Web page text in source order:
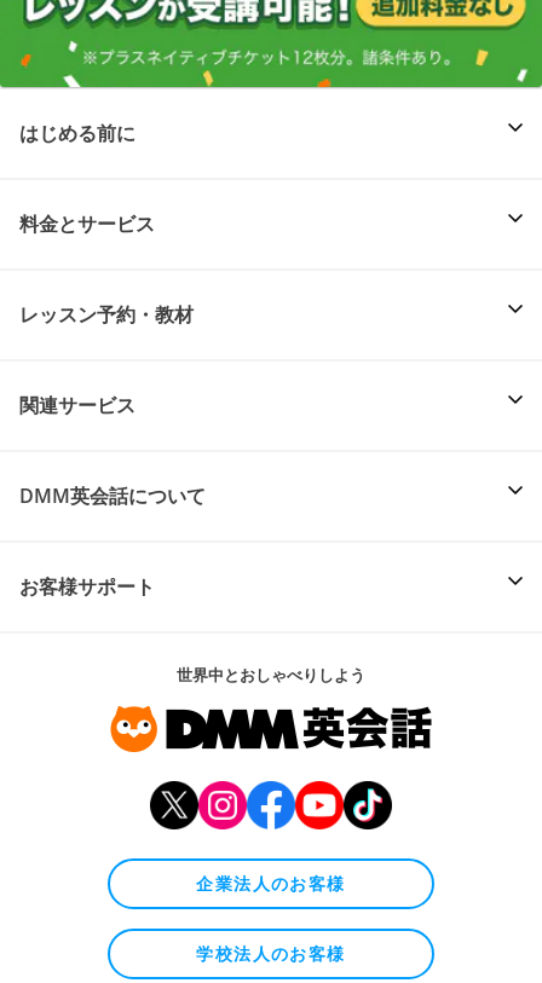
はじめる前に
料金とサービス
レッスン予約・教材
関連サービス
DMM英会話について
お客様サポート
世界中とおしゃべりしよう
企業法人のお客様
学校法人のお客様